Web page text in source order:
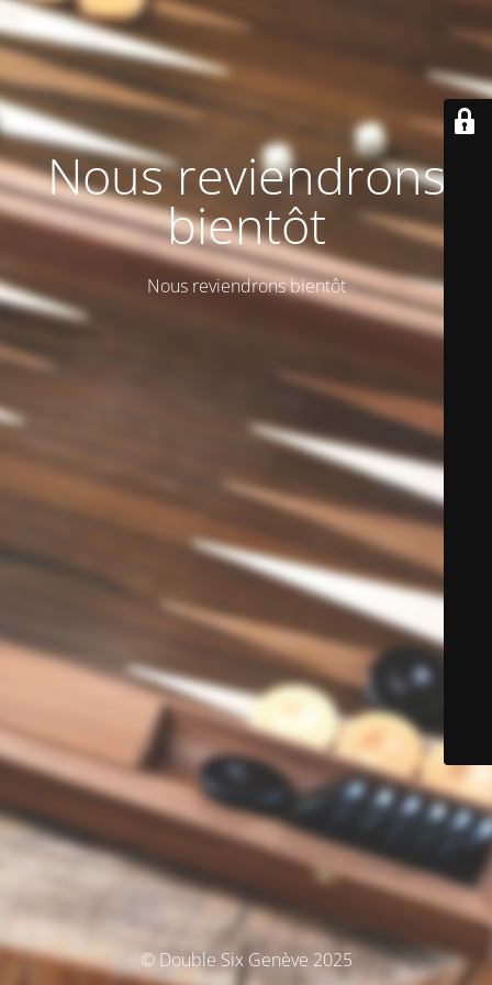
Nous reviendrons
bientôt
Nous reviendrons bientôt
© Double Six Genève 2025